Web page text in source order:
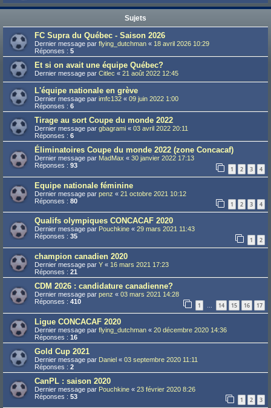
Sujets
FC Supra du Québec - Saison 2026
Dernier message par flying_dutchman « 18 avril 2026 10:29
Réponses : 5
Et si on avait une équipe Québec?
Dernier message par Citlec « 21 août 2022 12:45
L'équipe nationale en grève
Dernier message par imfc132 « 09 juin 2022 1:00
Réponses : 6
Tirage au sort Coupe du monde 2022
Dernier message par gbagrami « 03 avril 2022 20:11
Réponses : 6
Éliminatoires Coupe du monde 2022 (zone Concacaf)
Dernier message par MadMax « 30 janvier 2022 17:13
Réponses : 93 1 2 3 4
Equipe nationale féminine
Dernier message par penz « 21 octobre 2021 10:12
Réponses : 80 1 2 3 4
Qualifs olympiques CONCACAF 2020
Dernier message par Pouchkine « 29 mars 2021 11:43
Réponses : 35 1 2
champion canadien 2020
Dernier message par Y « 16 mars 2021 17:23
Réponses : 21
CDM 2026 : candidature canadienne?
Dernier message par penz « 03 mars 2021 14:28
Réponses : 410 1 … 14 15 16 17
Ligue CONCACAF 2020
Dernier message par flying_dutchman « 20 décembre 2020 14:36
Réponses : 16
Gold Cup 2021
Dernier message par Daniel « 03 septembre 2020 11:11
Réponses : 2
CanPL : saison 2020
Dernier message par Pouchkine « 23 février 2020 8:26
Réponses : 53 1 2 3